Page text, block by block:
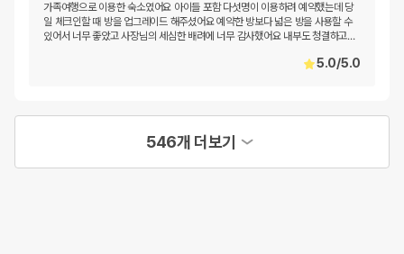
가족여행으로 이용한 숙소였어요 아이들 포함 다섯명이 이용하려 예약했는데 당
일 체크인할 때 방을 업그레이드 해주셨어요 예약한 방보다 넓은 방을 사용할 수
있어서 너무 좋았고 사장님의 세심한 배려에 너무 감사했어요 내부도 청결하고…
5.0/5.0
546개 더보기